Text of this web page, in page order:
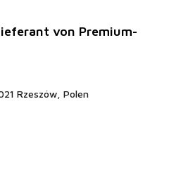
von Premium-
Rzeszów, Polen